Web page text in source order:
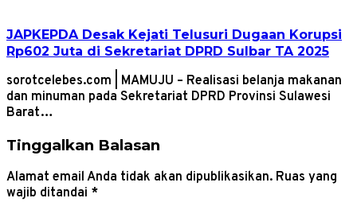
JAPKEPDA Desak Kejati Telusuri Dugaan Korupsi
Rp602 Juta di Sekretariat DPRD Sulbar TA 2025
sorotcelebes.com | MAMUJU – Realisasi belanja makanan
dan minuman pada Sekretariat DPRD Provinsi Sulawesi
Barat…
Tinggalkan Balasan
Alamat email Anda tidak akan dipublikasikan. Ruas yang
wajib ditandai *